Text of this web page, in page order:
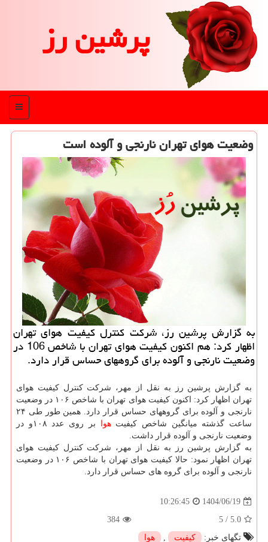
پرشین رز
منو
وضعیت هوای تهران نارنجی و آلوده است
به گزارش پرشین رز، شرکت کنترل کیفیت هوای تهران
اظهار کرد: هم اکنون کیفیت هوای تهران با شاخص 106 در
وضعیت نارنجی و آلوده برای گروههای حساس قرار دارد.
به گزارش پرشین رز به نقل از مهر، شرکت کنترل کیفیت هوای
تهران اظهار کرد: اکنون کیفیت هوای تهران با شاخص ۱۰۶ در وضعیت
نارنجی و آلوده برای گروههای حساس قرار دارد. همین طور طی ۲۴
ساعت گذشته میانگین شاخص کیفیتهوا
بر روی عدد ۱۰۸و در
وضعیت نارنجی و آلوده قرار داشت.
به گزارش پرشین رز به نقل از مهر، شرکت کنترل کیفیت هوای
تهران اظهار نمود: حالا کیفیت هوای تهران با شاخص ۱۰۶ در وضعیت
نارنجی و آلوده برای گروه های حساس قرار دارد.
1404/06/19
10:26:45
5.0
/
5
384
تگهای خبر:
كیفیت , هوا